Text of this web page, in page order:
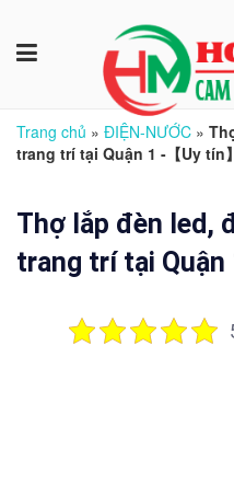
Trang chủ » ĐIỆN-NƯỚC »
trang trí tại Quận 1 -【Uy tín】
Thợ lắp đèn led,
trang trí tại Quận